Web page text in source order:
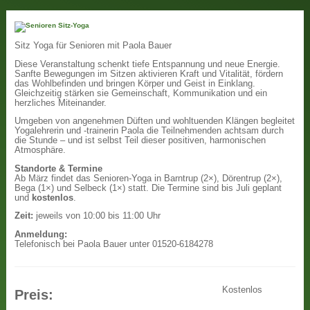
Sitz Yoga für Senioren mit Paola Bauer
Diese Veranstaltung schenkt tiefe Entspannung und neue Energie.
Sanfte Bewegungen im Sitzen aktivieren Kraft und Vitalität, fördern
das Wohlbefinden und bringen Körper und Geist in Einklang.
Gleichzeitig stärken sie Gemeinschaft, Kommunikation und ein
herzliches Miteinander.
Umgeben von angenehmen Düften und wohltuenden Klängen begleitet
Yogalehrerin und -trainerin Paola die Teilnehmenden achtsam durch
die Stunde – und ist selbst Teil dieser positiven, harmonischen
Atmosphäre.
Standorte & Termine
Ab März findet das Senioren-Yoga in Barntrup (2×), Dörentrup (2×),
Bega (1×) und Selbeck (1×) statt. Die Termine sind bis Juli geplant
und kostenlos
Zeit: jeweils von 10:00 bis 11:00 Uhr
Anmeldung:
Telefonisch bei Paola Bauer unter 01520-6184278
Preis: Kostenlos